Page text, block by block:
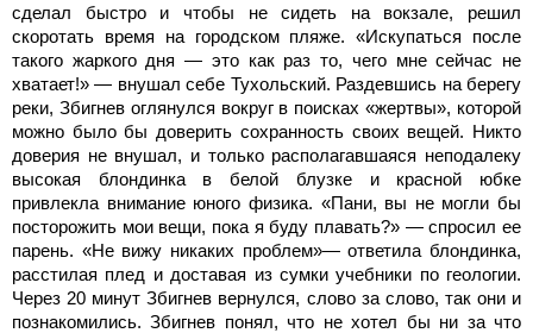
сделал быстро и чтобы не сидеть на вокзале, решил
скоротать время на городском пляже. «Искупаться после
такого жаркого дня — это как раз то, чего мне сейчас не
хватает!» — внушал себе Тухольский. Раздевшись на берегу
реки, Збигнев оглянулся вокруг в поисках «жертвы», которой
можно было бы доверить сохранность своих вещей. Никто
доверия не внушал, и только располагавшаяся неподалеку
высокая блондинка в белой блузке и красной юбке
привлекла внимание юного физика. «Пани, вы не могли бы
посторожить мои вещи, пока я буду плавать?» — спросил ее
парень. «Не вижу никаких проблем»— ответила блондинка,
расстилая плед и доставая из сумки учебники по геологии.
Через 20 минут Збигнев вернулся, слово за слово, так они и
познакомились. Збигнев понял, что не хотел бы ни за что